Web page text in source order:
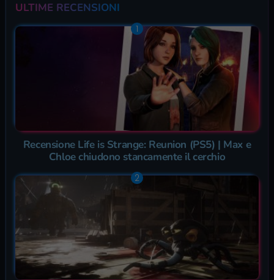
ULTIME RECENSIONI
Recensione Life is Strange: Reunion (PS5) | Max e
Chloe chiudono stancamente il cerchio